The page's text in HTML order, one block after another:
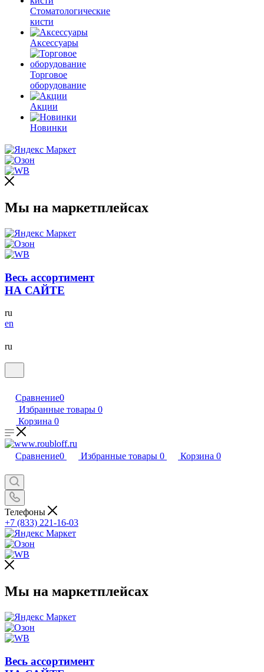
Стоматологические
кисти
Аксессуары
Торговое
оборудование
Акции
Новинки
Мы на маркетплейсах
Весь ассортимент
НА САЙТЕ
ru
en
ru
Сравнение0
Избранные товары 0
Корзина 0
Сравнение0 Избранные товары 0 Корзина 0
Телефоны
+7 (833) 221-16-03
Мы на маркетплейсах
Весь ассортимент